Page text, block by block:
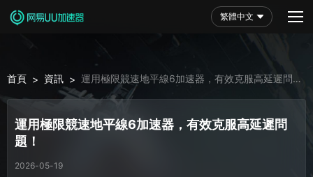
繁體中文
首頁 > 資訊 > 運用極限競速地平線6加速器，有效克服高延遲問
題！
運用極限競速地平線6加速器，有效克服高延遲問
題！
2026-05-19